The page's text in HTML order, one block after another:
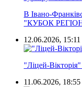
В Івано-
"КУБОК
12.06.2026, 15:11
"Ліцей-
11.06.2026, 18:55